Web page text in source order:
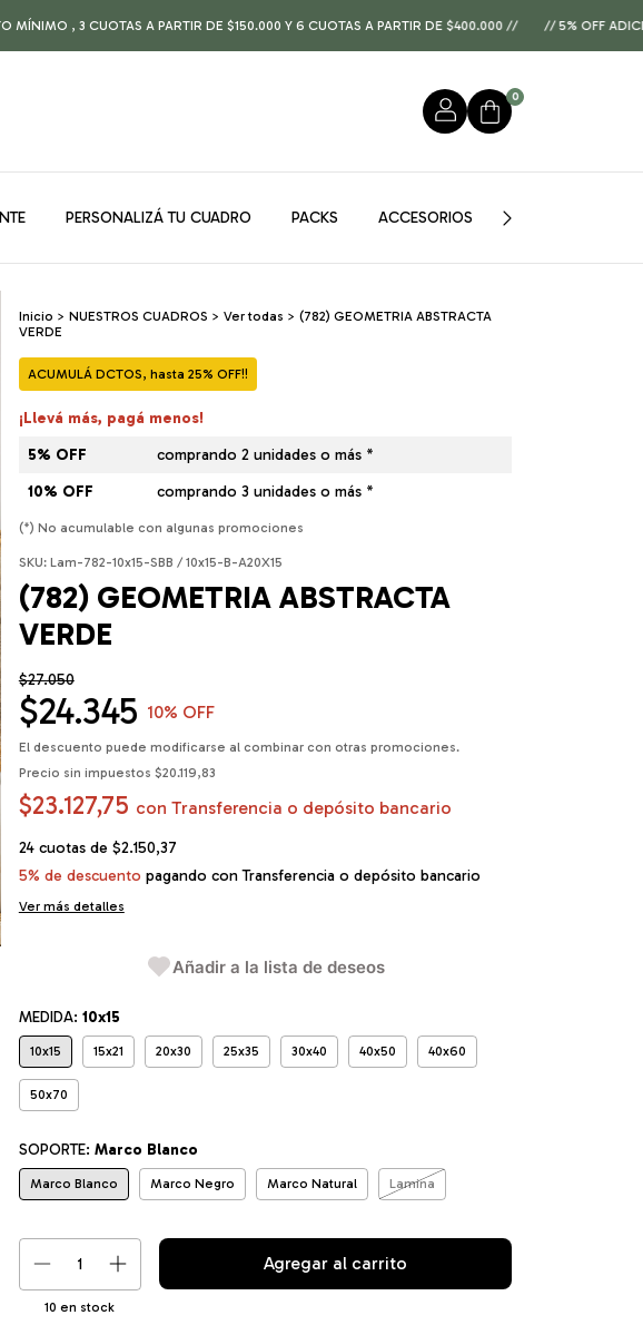
3 CUOTAS A PARTIR DE $150.000 Y 6 CUOTAS A PARTIR DE $400.000 // // 5% OFF ADICIONAL
0
PERSONALIZÁ TU CUADRO PACKS ACCESORIOS
Inicio > NUESTROS CUADROS > Ver todas > (782) GEOMETRIA ABSTRACTA
VERDE
ACUMULÁ DCTOS, hasta 25% OFF!!
¡Llevá más, pagá menos!
5% OFF
comprando 2 unidades o más *
10% OFF
comprando 3 unidades o más *
(*) No acumulable con algunas promociones
SKU: Lam-782-10x15-SBB / 10x15-B-A20X15
(782) GEOMETRIA ABSTRACTA
VERDE
$27.050
$24.345 10% OFF
El descuento puede modificarse al combinar con otras promociones.
Precio sin impuestos $20.119,83
$23.127,75 con Transferencia o depósito bancario
24 cuotas de $2.150,37
5% de descuento pagando con Transferencia o depósito bancario
Ver más detalles
Añadir a la lista de deseos
MEDIDA: 10x15
10x15 15x21 20x30 25x35 30x40 40x50 40x60
50x70
SOPORTE: Marco Blanco
Marco Blanco Marco Negro Marco Natural Lamina
10 en stock